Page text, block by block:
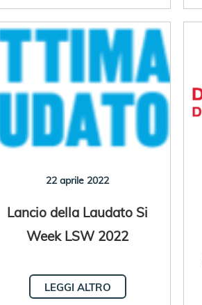
22 aprile 2022
Lancio della Laudato Si
Week LSW 2022
LEGGI ALTRO